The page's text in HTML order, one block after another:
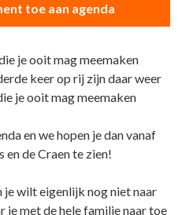
toe aan agenda
je ooit mag meemaken
keer op rij zijn daar weer
je ooit mag meemaken
en we hopen je dan vanaf
en de Craen te zien!
wilt eigenlijk nog niet naar
je met de hele familie naar toe